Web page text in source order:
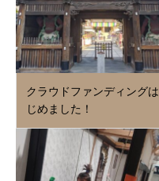
クラウドファンディングは
じめました！